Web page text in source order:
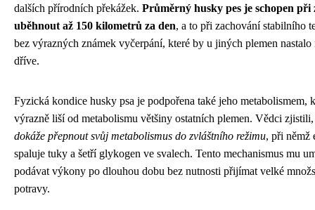
dalších přírodních překážek. Průměrný husky pes je schopen při
uběhnout až 150 kilometrů za den, a to při zachování stabilního
bez výrazných známek vyčerpání, které by u jiných plemen nastalo
dříve.
Fyzická kondice husky psa je podpořena také jeho metabolismem,
výrazně liší od metabolismu většiny ostatních plemen. Vědci
dokáže přepnout svůj metabolismus do zvláštního režimu, při němž
spaluje tuky a šetří glykogen ve svalech. Tento mechanismus mu
podávat výkony po dlouhou dobu bez nutnosti přijímat velké
potravy.